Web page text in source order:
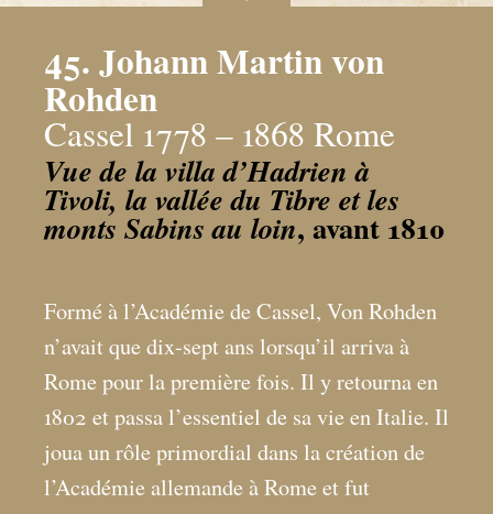
45. Johann Martin von
Rohden
Cassel 1778 – 1868 Rome
Vue de la villa d’Hadrien à
Tivoli, la vallée du Tibre et les
monts Sabins au loin, avant 1810
Formé à l’Académie de Cassel, Von Rohden
n’avait que dix-sept ans lorsqu’il arriva à
Rome pour la première fois. Il y retourna en
1802 et passa l’essentiel de sa vie en Italie. Il
joua un rôle primordial dans la création de
l’Académie allemande à Rome et fut